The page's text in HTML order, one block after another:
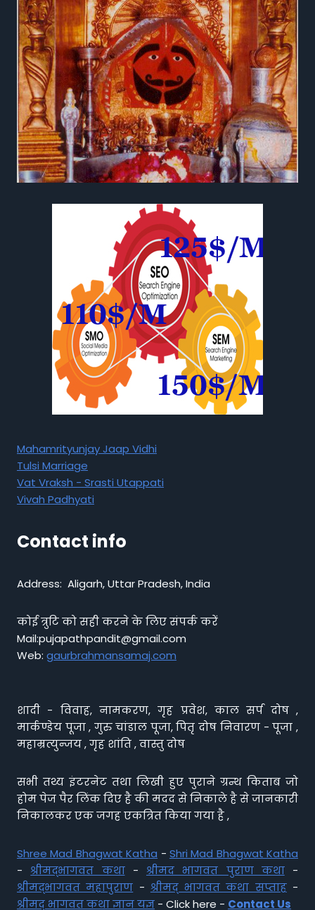
Mahamrityunjay Jaap Vidhi
Tulsi Marriage
Vat Vraksh - Srasti Utappati
Vivah Padhyati
Contact info
Address: Aligarh, Uttar Pradesh, India
कोई त्रुटि को सही करने के लिए संपर्क करें
Mail:pujapathpandit@gmail.com
Web: gaurbrahmansamaj.com
शादी - विवाह, नामकरण, गृह प्रवेश, काल सर्प दोष ,
मार्कण्डेय पूजा , गुरु चांडाल पूजा, पितृ दोष निवारण - पूजा ,
महाम्रत्युन्जय , गृह शांति , वास्तु दोष
सभी तथ्य इंटरनेट तथा लिखी हुए पुराने ग्रन्थ किताब जो
होम पेज पैर लिंक दिए है की मदद से निकाले है से जानकारी
निकालकर एक जगह एकत्रित किया गया है ,
Shree Mad Bhagwat Katha - Shri Mad Bhagwat Katha
- श्रीमद्भागवत कथा- श्रीमद भागवत पुराण कथा-
श्रीमद्भागवत महापुराण - श्रीमद् भागवत कथा सप्ताह-
श्रीमद् भागवत कथा ज्ञान यज्ञ - Click here - Contact Us